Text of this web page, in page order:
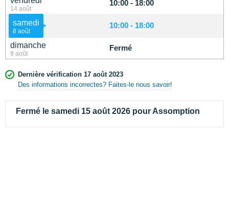
14 août
10:00 - 18:00
samedi
8 août
10:00 - 18:00
dimanche
9 août
Fermé
Dernière vérification 17 août 2023
Des informations incorrectes? Faites-le nous savoir!
Fermé le samedi 15 août 2026 pour Assomption